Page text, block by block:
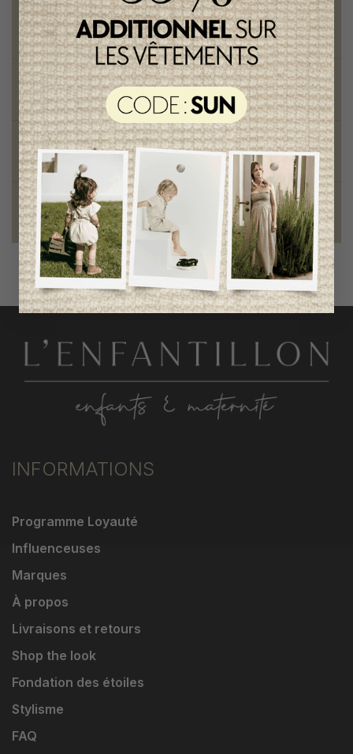
Livraison gratuite
sur toute commande de 100 $ et plus
Vêtements chics et tendances
pour mamans et enfants
Style et élégance
qualité remarquable
Fondation des étoiles
fiers de collaborer à une bonne cause
INFORMATIONS
Programme Loyauté
Influenceuses
Marques
À propos
Livraisons et retours
Shop the look
Fondation des étoiles
Stylisme
FAQ